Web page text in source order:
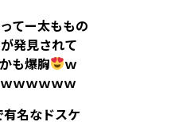
ってー太ももの
発見されて
も爆胸
ｗ
ｗｗｗｗｗ
名なドスケ